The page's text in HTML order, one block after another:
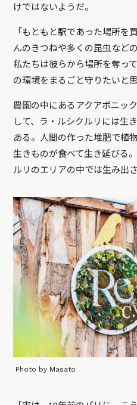
けではないようだ。
「もともと駅であった場所を
んのきつねや多くの昆虫など
私たちは彼らから場所を奪っ
の環境をまるごと守りたいと
農園の中にあるアクアポニッ
して、ラ・ルシクルリには生
ある。人間の作った堆肥で植
生きものが食べて生き延びる
ルリのエリアの中では生み出
Photo by Masato